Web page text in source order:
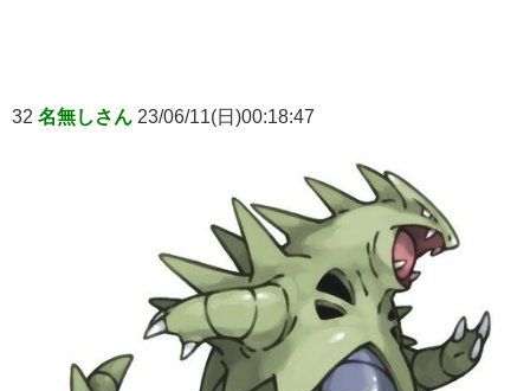
32 名無しさん 23/06/11(日)00:18:47